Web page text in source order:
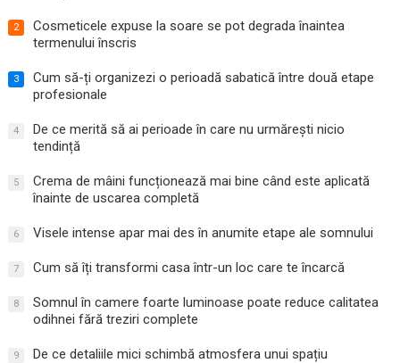
2
Cosmeticele expuse la soare se pot degrada înaintea
termenului înscris
3
Cum să-ți organizezi o perioadă sabatică între două etape
profesionale
4
De ce merită să ai perioade în care nu urmărești nicio
tendință
5
Crema de mâini funcționează mai bine când este aplicată
înainte de uscarea completă
6 Visele intense apar mai des în anumite etape ale somnului
7 Cum să îți transformi casa într-un loc care te încarcă
8
Somnul în camere foarte luminoase poate reduce calitatea
odihnei fără treziri complete
9 De ce detaliile mici schimbă atmosfera unui spațiu